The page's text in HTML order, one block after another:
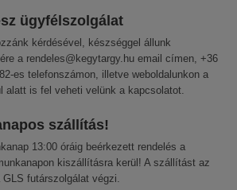
ügyfélszolgálat
kérdésével, készséggel állunk
a rendeles@kegytargy.hu email címen, +36
es telefonszámon, illetve weboldalunkon a
alatt is fel veheti velünk a kapcsolatot.
szállítás!
13:00 óráig beérkezett rendelés a
kiszállításra kerül! A szállítást az
GLS futárszolgálat végzi.